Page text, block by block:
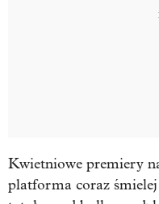
Kwietniowe premiery
platforma coraz